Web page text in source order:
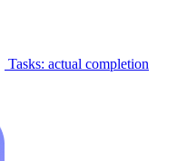
Tasks: actual completion